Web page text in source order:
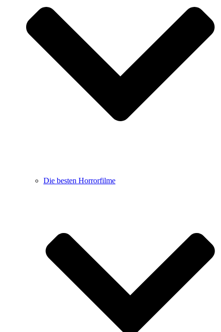
Die besten Horrorfilme